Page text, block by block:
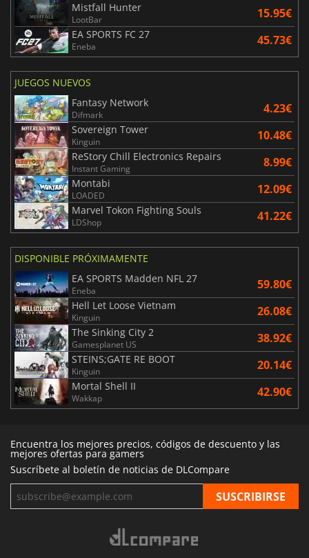
Mistfall Hunter
LootBar 15.95€
EA SPORTS FC 27
Eneba 45.73€
JUEGOS NUEVOS
Fantasy Network
Difmark 4.23€
Sovereign Tower
Kinguin 10.48€
ReStory Chill Electronics Repairs
Instant Gaming 8.99€
Montabi
LOADED 12.09€
Marvel Tokon Fighting Souls
LDShop 41.22€
DISPONIBLE PRÓXIMAMENTE
EA SPORTS Madden NFL 27
Eneba 59.80€
Hell Let Loose Vietnam
Kinguin 26.08€
The Sinking City 2
Gamesplanet US 38.92€
STEINS;GATE RE BOOT
Kinguin 20.14€
Mortal Shell II
Wakkap 42.90€
Encuentra los mejores precios, códigos de descuento y las
mejores ofertas para gamers
Suscríbete al boletín de noticias de DLCompare